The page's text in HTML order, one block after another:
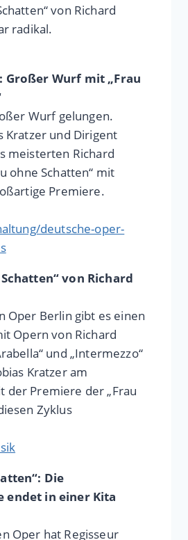
von Richard
radikal.
Großer Wurf mit „Frau
Wurf gelungen.
Kratzer und Dirigent
meisterten Richard
ohne Schatten“ mit
Premiere.
deutsche-oper-
von Richard
Oper Berlin gibt es einen
Opern von Richard
und „Intermezzo“
Kratzer am
der Premiere der „Frau
Zyklus
Die
endet in einer Kita
Oper hat Regisseur